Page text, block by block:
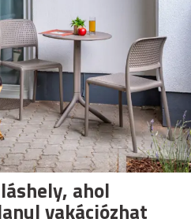
ahol
vakációzhat